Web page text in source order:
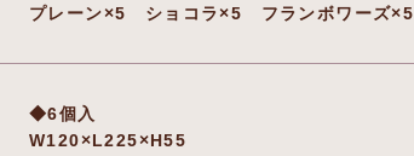
プレーン×5 ショコラ×5 フランボワーズ×5
◆6個入
W120×L225×H55